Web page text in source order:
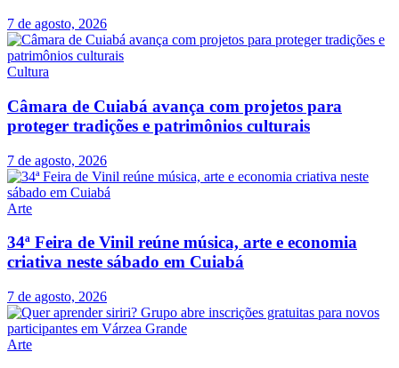
7 de agosto, 2026
Cultura
Câmara de Cuiabá avança com projetos para
proteger tradições e patrimônios culturais
7 de agosto, 2026
Arte
34ª Feira de Vinil reúne música, arte e economia
criativa neste sábado em Cuiabá
7 de agosto, 2026
Arte